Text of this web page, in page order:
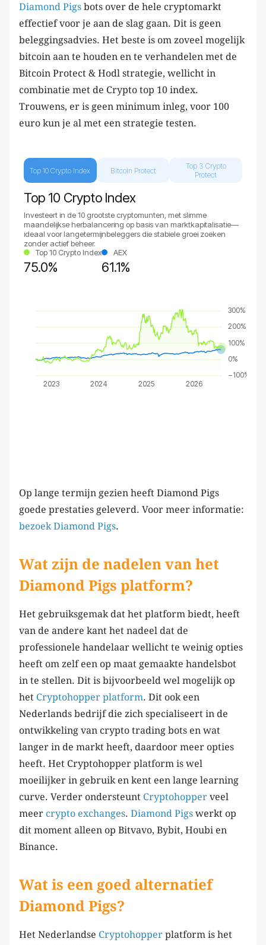
Diamond Pigs bots over de hele cryptomarkt
effectief voor je aan de slag gaan. Dit is geen
beleggingsadvies. Het beste is om zoveel mogelijk
bitcoin aan te houden en te verhandelen met de
Bitcoin Protect & Hodl strategie, wellicht in
combinatie met de Crypto top 10 index.
Trouwens, er is geen minimum inleg, voor 100
euro kun je al met een strategie testen.
Op lange termijn gezien heeft Diamond Pigs
goede prestaties geleverd. Voor meer informatie:
bezoek Diamond Pigs.
Wat zijn de nadelen van het
Diamond Pigs platform?
Het gebruiksgemak dat het platform biedt, heeft
van de andere kant het nadeel dat de
professionele handelaar wellicht te weinig opties
heeft om zelf een op maat gemaakte handelsbot
in te stellen. Dit is bijvoorbeeld wel mogelijk op
het Cryptohopper platform. Dit ook een
Nederlands bedrijf die zich specialiseert in de
ontwikkeling van crypto trading bots en wat
langer in de markt heeft, daardoor meer opties
heeft. Het Cryptohopper platform is wel
moeilijker in gebruik en kent een lange learning
curve. Verder ondersteunt Cryptohopper veel
meer crypto exchanges. Diamond Pigs werkt op
dit moment alleen op Bitvavo, Bybit, Houbi en
Binance.
Wat is een goed alternatief
Diamond Pigs?
Het Nederlandse Cryptohopper platform is het